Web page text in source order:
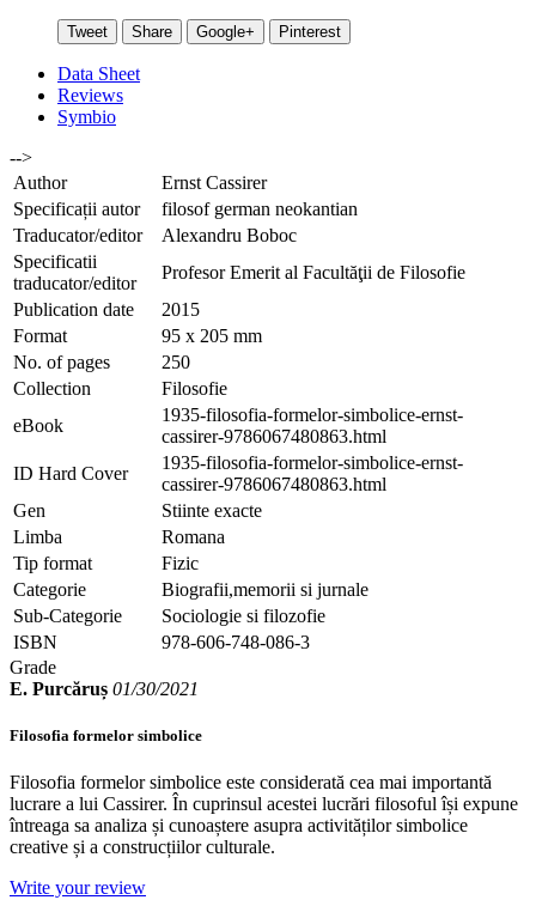
Tweet Share Google+ Pinterest
Data Sheet
Reviews
Symbio
-->
Author
Ernst Cassirer
Specificații autor
filosof german neokantian
Traducator/editor
Alexandru Boboc
Specificatii
traducator/editor
Profesor Emerit al Facultăţii de Filosofie
Publication date
2015
Format
95 x 205 mm
No. of pages
250
Collection
Filosofie
eBook
1935-filosofia-formelor-simbolice-ernst-
cassirer-9786067480863.html
ID Hard Cover
1935-filosofia-formelor-simbolice-ernst-
cassirer-9786067480863.html
Gen
Stiinte exacte
Limba
Romana
Tip format
Fizic
Categorie
Biografii,memorii si jurnale
Sub-Categorie
Sociologie si filozofie
ISBN
978-606-748-086-3
Grade
E. Purcăruș 01/30/2021
Filosofia formelor simbolice
Filosofia formelor simbolice este considerată cea mai importantă
lucrare a lui Cassirer. În cuprinsul acestei lucrări filosoful își expune
întreaga sa analiza și cunoaștere asupra activităților simbolice
creative și a construcțiilor culturale.
Write your review